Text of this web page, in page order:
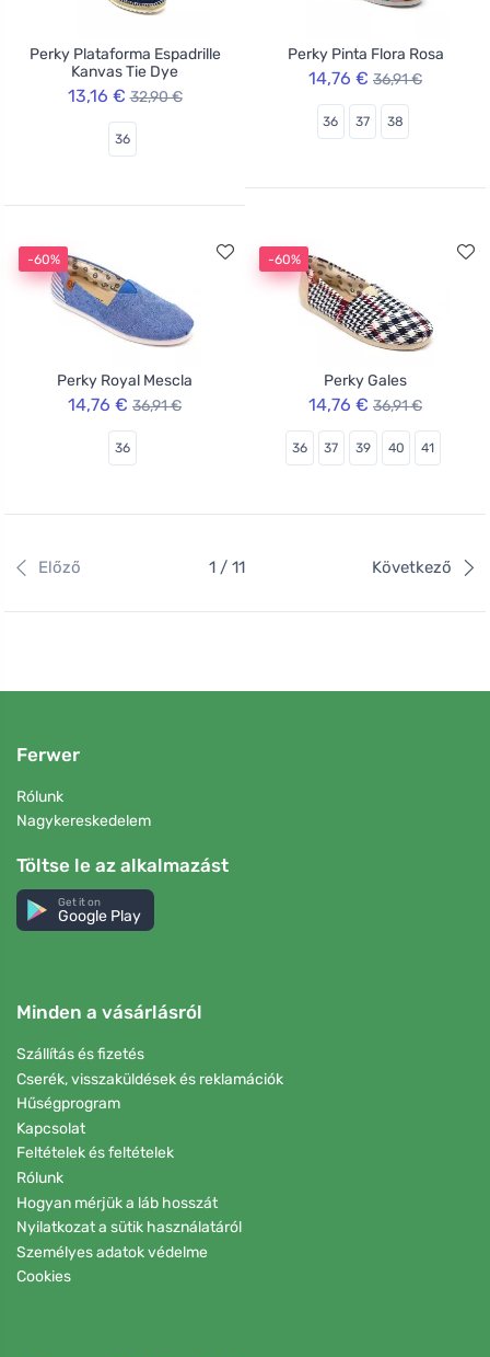
Perky Plataforma Espadrille
Kanvas Tie Dye
13,16 € 32,90 €
36
Perky Pinta Flora Rosa
14,76 € 36,91 €
36 37 38
-60%
Perky Royal Mescla
14,76 € 36,91 €
36
-60%
Perky Gales
14,76 € 36,91 €
36 37 39 40 41
Előző 1 / 11 Következő
Ferwer
Rólunk
Nagykereskedelem
Töltse le az alkalmazást
Get it on
Google Play
Minden a vásárlásról
Szállítás és fizetés
Cserék, visszaküldések és reklamációk
Hűségprogram
Kapcsolat
Feltételek és feltételek
Rólunk
Hogyan mérjük a láb hosszát
Nyilatkozat a sütik használatáról
Személyes adatok védelme
Cookies